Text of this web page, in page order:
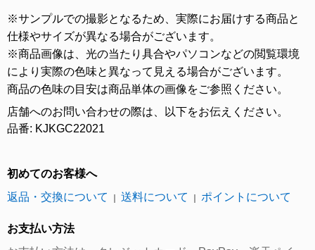
※サンプルでの撮影となるため、実際にお届けする商品と
仕様やサイズが異なる場合がございます。
※商品画像は、光の当たり具合やパソコンなどの閲覧環境
により実際の色味と異なって見える場合がございます。
商品の色味の目安は商品単体の画像をご参照ください。
店舗へのお問い合わせの際は、以下をお伝えください。
品番: KJKGC22021
初めてのお客様へ
返品・交換について
｜ 送料について ｜ ポイントについて
お支払い方法